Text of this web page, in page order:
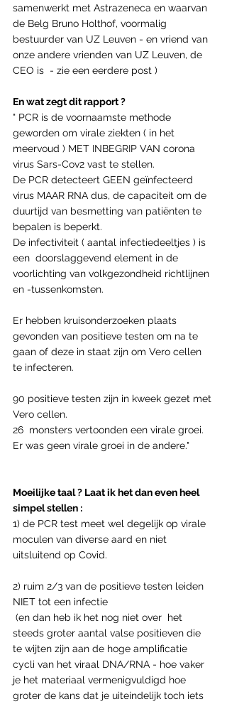
samenwerkt met Astrazeneca en waarvan
de Belg Bruno Holthof, voormalig
bestuurder van UZ Leuven - en vriend van
onze andere vrienden van UZ Leuven, de
CEO is  - zie een eerdere post )
En wat zegt dit rapport ?
" PCR is de voornaamste methode
geworden om virale ziekten ( in het
meervoud ) MET INBEGRIP VAN corona
virus Sars-Cov2 vast te stellen.
De PCR detecteert GEEN geïnfecteerd
virus MAAR RNA dus, de capaciteit om de
duurtijd van besmetting van patiënten te
bepalen is beperkt.
De infectiviteit ( aantal infectiedeeltjes ) is
een  doorslaggevend element in de
voorlichting van volkgezondheid richtlijnen
en -tussenkomsten.
Er hebben kruisonderzoeken plaats
gevonden van positieve testen om na te
gaan of deze in staat zijn om Vero cellen
te infecteren.
90 positieve testen zijn in kweek gezet met
Vero cellen.
26  monsters vertoonden een virale groei.
Er was geen virale groei in de andere."
Moeilijke taal ? Laat ik het dan even heel
simpel stellen :
1) de PCR test meet wel degelijk op virale
moculen van diverse aard en niet
uitsluitend op Covid.
2) ruim 2/3 van de positieve testen leiden
NIET tot een infectie
steeds groter aantal valse positieven die
te wijten zijn aan de hoge amplificatie
cycli van het viraal DNA/RNA - hoe vaker
je het materiaal vermenigvuldigd hoe
groter de kans dat je uiteindelijk toch iets